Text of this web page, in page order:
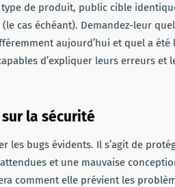
de produit, public cible
cas échéant). Demandez-leur
aujourd’hui et quel a
d’expliquer leurs erreurs et
la sécurité
les bugs évidents. Il s’agit de
et une mauvaise
comment elle prévient les